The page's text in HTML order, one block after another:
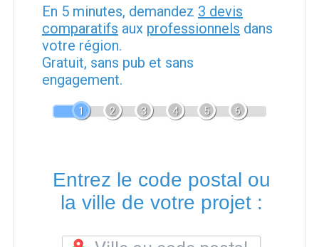
En 5 minutes, demandez 3 devis
comparatifs aux professionnels dans
votre région.
Gratuit, sans pub et sans
engagement.
1 2 3 4 5 6
Entrez le code postal ou
la ville de votre projet :